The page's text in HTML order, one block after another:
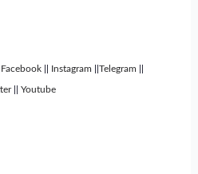
Facebook Instagram Telegram
|| Youtube